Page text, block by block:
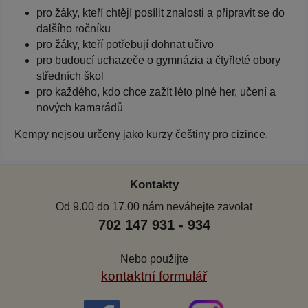
pro žáky, kteří chtějí posílit znalosti a připravit se do
dalšího ročníku
pro žáky, kteří potřebují dohnat učivo
pro budoucí uchazeče o gymnázia a čtyřleté obory
středních škol
pro každého, kdo chce zažít léto plné her, učení a
nových kamarádů
Kempy nejsou určeny jako kurzy češtiny pro cizince.
Kontakty
Od 9.00 do 17.00 nám neváhejte zavolat
702 147 931 - 934
Nebo použijte
kontaktní formulář